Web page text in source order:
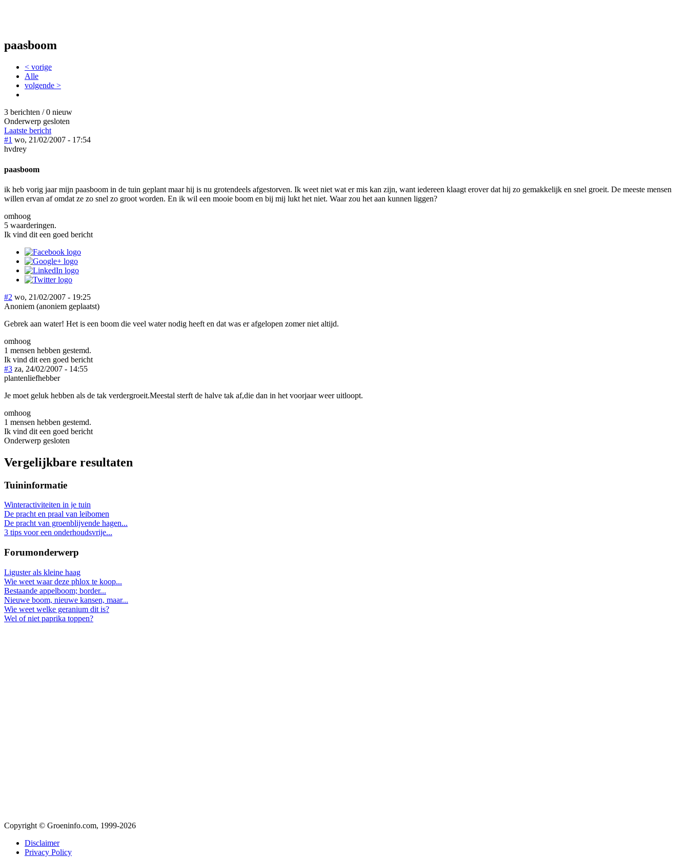
paasboom
< vorige
Alle
volgende >
3 berichten / 0 nieuw
Onderwerp gesloten
Laatste bericht
#1 wo, 21/02/2007 - 17:54
hvdrey
paasboom
ik heb vorig jaar mijn paasboom in de tuin geplant maar hij is nu grotendeels afgestorven. Ik weet niet wat er mis kan zijn, want iedereen klaagt erover dat hij zo gemakkelijk en snel groeit. De meeste mensen
willen ervan af omdat ze zo snel zo groot worden. En ik wil een mooie boom en bij mij lukt het niet. Waar zou het aan kunnen liggen?
omhoog
5 waarderingen.
Ik vind dit een goed bericht
#2 wo, 21/02/2007 - 19:25
Anoniem (anoniem geplaatst)
Gebrek aan water! Het is een boom die veel water nodig heeft en dat was er afgelopen zomer niet altijd.
omhoog
1 mensen hebben gestemd.
Ik vind dit een goed bericht
#3 za, 24/02/2007 - 14:55
plantenliefhebber
Je moet geluk hebben als de tak verdergroeit.Meestal sterft de halve tak af,die dan in het voorjaar weer uitloopt.
omhoog
1 mensen hebben gestemd.
Ik vind dit een goed bericht
Onderwerp gesloten
Vergelijkbare resultaten
Tuininformatie
Winteractiviteiten in je tuin
De pracht en praal van leibomen
De pracht van groenblijvende hagen...
3 tips voor een onderhoudsvrije...
Forumonderwerp
Liguster als kleine haag
Wie weet waar deze phlox te koop...
Bestaande appelboom; border...
Nieuwe boom, nieuwe kansen, maar...
Wie weet welke geranium dit is?
Wel of niet paprika toppen?
Copyright © Groeninfo.com, 1999-2026
Disclaimer
Privacy Policy